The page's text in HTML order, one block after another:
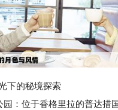
下的秘境探索
：位于香格里拉的普达措